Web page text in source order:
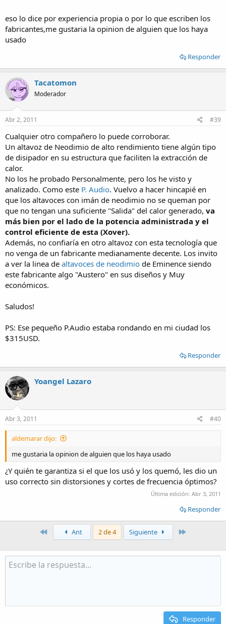
eso lo dice por experiencia propia o por lo que escriben los
fabricantes,me gustaria la opinion de alguien que los haya
usado
Responder
Tacatomon
Moderador
Abr 2, 2011 #39
Cualquier otro compañero lo puede corroborar.
Un altavoz de Neodimio de alto rendimiento tiene algún tipo
de disipador en su estructura que faciliten la extracción de
calor.
No los he probado Personalmente, pero los he visto y
analizado. Como este P. Audio. Vuelvo a hacer hincapié en
que los altavoces con imán de neodimio no se queman por
que no tengan una suficiente "Salida" del calor generado, va
más bien por el lado de la potencia administrada y el
control eficiente de esta (Xover).
Además, no confiaría en otro altavoz con esta tecnología que
no venga de un fabricante medianamente decente. Los invito
a ver la linea de altavoces de neodimio de Eminence siendo
este fabricante algo "Austero" en sus diseños y Muy
económicos.
Saludos!
PS: Ese pequeño P.Audio estaba rondando en mi ciudad los
$315USD.
Responder
Yoangel Lazaro
Abr 3, 2011 #40
aldemarar dijo:
me gustaria la opinion de alguien que los haya usado
¿Y quién te garantiza si el que los usó y los quemó, les dio un
uso correcto sin distorsiones y cortes de frecuencia óptimos?
Última edición: Abr 3, 2011
Responder
Primero Ant 2 de 4 Siguiente
Responder